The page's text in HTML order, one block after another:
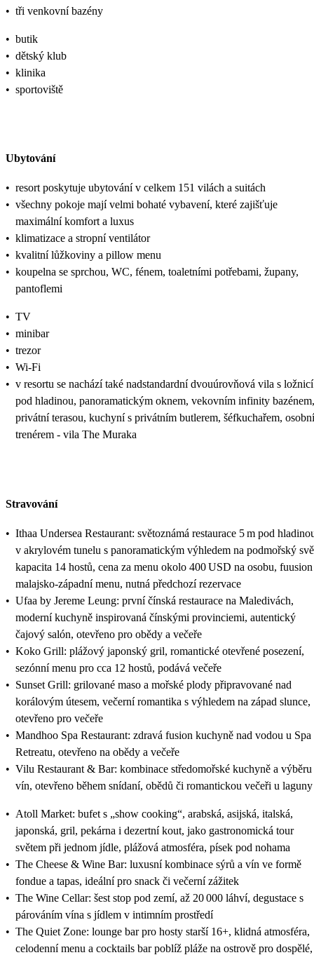
• tři venkovní bazény
• butik
• dětský klub
• klinika
• sportoviště
Ubytování
• resort poskytuje ubytování v celkem 151 vilách a suitách
• všechny pokoje mají velmi bohaté vybavení, které zajišťuje
maximální komfort a luxus
• klimatizace a stropní ventilátor
• kvalitní lůžkoviny a pillow menu
• koupelna se sprchou, WC, fénem, toaletními potřebami, župany,
pantoflemi
• TV
• minibar
• trezor
• Wi-Fi
• v resortu se nachází také nadstandardní dvouúrovňová vila s ložnicí
pod hladinou, panoramatickým oknem, vekovním infinity bazénem,
privátní terasou, kuchyní s privátním butlerem, šéfkuchařem,
trenérem - vila The Muraka
Stravování
• Ithaa Undersea Restaurant: světoznámá restaurace 5 m pod
v akrylovém tunelu s panoramatickým výhledem na podmořský
kapacita 14 hostů, cena za menu okolo 400 USD na osobu, fuusion
malajsko‑západní menu, nutná předchozí rezervace
• Ufaa by Jereme Leung: první čínská restaurace na Maledivách,
moderní kuchyně inspirovaná čínskými provinciemi, autentický
čajový salón, otevřeno pro obědy a večeře
• Koko Grill: plážový japonský gril, romantické otevřené posezení,
sezónní menu pro cca 12 hostů, podává večeře
• Sunset Grill: grilované maso a mořské plody připravované nad
korálovým útesem, večerní romantika s výhledem na západ slunce,
otevřeno pro večeře
• Mandhoo Spa Restaurant: zdravá fusion kuchyně nad vodou u Spa
Retreatu, otevřeno na obědy a večeře
• Vilu Restaurant & Bar: kombinace středomořské kuchyně a výběru
vín, otevřeno během snídaní, obědů či romantickou večeři u laguny
• Atoll Market: bufet s „show cooking“, arabská, asijská, italská,
japonská, gril, pekárna i dezertní kout, jako gastronomická tour
světem při jednom jídle, plážová atmosféra, písek pod nohama
• The Cheese & Wine Bar: luxusní kombinace sýrů a vín ve formě
fondue a tapas, ideální pro snack či večerní zážitek
• The Wine Cellar: šest stop pod zemí, až 20 000 láhví, degustace s
párováním vína s jídlem v intimním prostředí
• The Quiet Zone: lounge bar pro hosty starší 16+, klidná atmosféra,
celodenní menu a cocktails bar poblíž pláže na ostrově pro dospělé,